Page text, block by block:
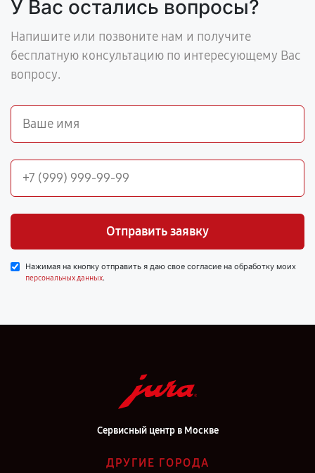
У Вас остались вопросы?
Напишите или позвоните нам и получите
бесплатную консультацию по интересующему Вас
вопросу.
Отправить заявку
Нажимая на кнопку отправить я даю свое согласие на обработку моих
персональных данных.
Сервисный центр в Москве
ДРУГИЕ ГОРОДА